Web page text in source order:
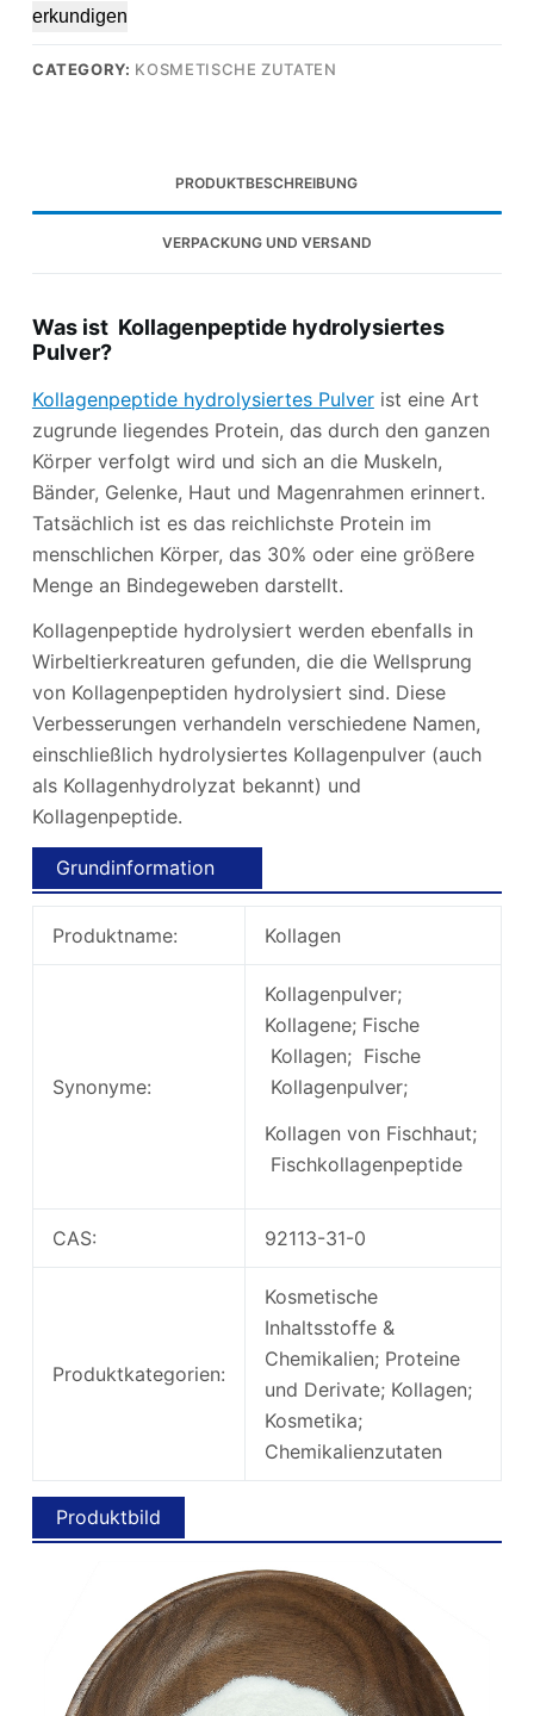
erkundigen
CATEGORY: KOSMETISCHE ZUTATEN
PRODUKTBESCHREIBUNG
VERPACKUNG UND VERSAND
Was ist Kollagenpeptide hydrolysiertes
Pulver?
Kollagenpeptide hydrolysiertes Pulverist eine Art
zugrunde liegendes Protein, das durch den ganzen
Körper verfolgt wird und sich an die Muskeln,
Bänder, Gelenke, Haut und Magenrahmen erinnert.
Tatsächlich ist es das reichlichste Protein im
menschlichen Körper, das 30% oder eine größere
Menge an Bindegeweben darstellt.
Kollagenpeptide hydrolysiert werden ebenfalls in
Wirbeltierkreaturen gefunden, die die Wellsprung
von Kollagenpeptiden hydrolysiert sind. Diese
Verbesserungen verhandeln verschiedene Namen,
einschließlich hydrolysiertes Kollagenpulver (auch
als Kollagenhydrolyzat bekannt) und
Kollagenpeptide.
Grundinformation
Produktname: Kollagen
Synonyme:
Kollagenpulver;
Kollagene; Fische
Kollagen; Fische
Kollagenpulver;
Kollagen von Fischhaut;
Fischkollagenpeptide
CAS: 92113-31-0
Produktkategorien:
Kosmetische
Inhaltsstoffe &
Chemikalien; Proteine ​​
und Derivate; Kollagen;
Kosmetika;
Chemikalienzutaten
Produktbild